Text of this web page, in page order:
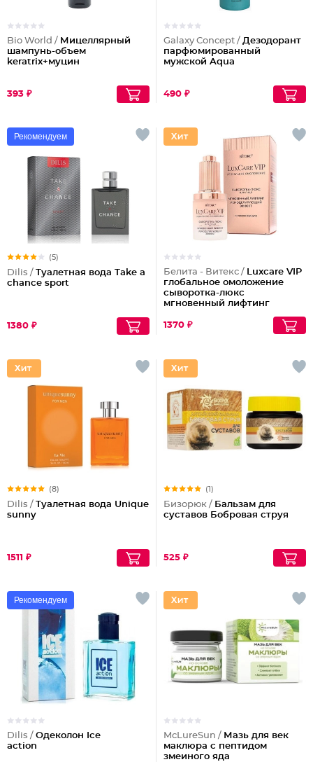
Bio World / Мицеллярный
шампунь-объем
keratrix+муцин
393 ₽
Galaxy Concept / Дезодорант
парфюмированный
мужской Aqua
490 ₽
Рекомендуем
(5)
Dilis / Туалетная вода Take a
chance sport
1380 ₽
Белита - Витекс / Luxcare VIP
глобальное омоложение
сыворотка-люкс
мгновенный лифтинг
для лица
1370 ₽
(8)
Dilis / Туалетная вода Unique
sunny
1511 ₽
(1)
Бизорюк / Бальзам для
суставов Бобровая струя
525 ₽
Рекомендуем
Dilis / Одеколон Ice
action
McLureSun / Мазь для век
маклюра с пептидом
змеиного яда